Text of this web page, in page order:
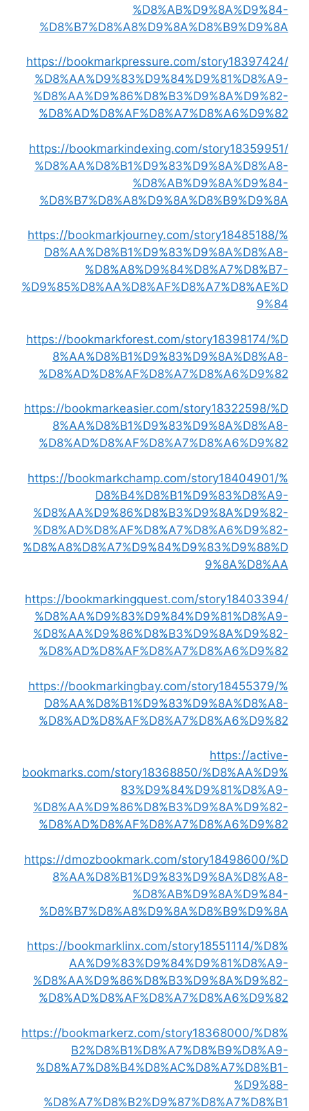
%D8%AB%D9%8A%D9%84-
%D8%B7%D8%A8%D9%8A%D8%B9%D9%8A
https://bookmarkpressure.com/story18397424/
%D8%AA%D9%83%D9%84%D9%81%D8%A9-
%D8%AA%D9%86%D8%B3%D9%8A%D9%82-
%D8%AD%D8%AF%D8%A7%D8%A6%D9%82
https://bookmarkindexing.com/story18359951/
%D8%AA%D8%B1%D9%83%D9%8A%D8%A8-
%D8%AB%D9%8A%D9%84-
%D8%B7%D8%A8%D9%8A%D8%B9%D9%8A
https://bookmarkjourney.com/story18485188/%
D8%AA%D8%B1%D9%83%D9%8A%D8%A8-
%D8%A8%D9%84%D8%A7%D8%B7-
%D9%85%D8%AA%D8%AF%D8%A7%D8%AE%D
9%84
https://bookmarkforest.com/story18398174/%D
8%AA%D8%B1%D9%83%D9%8A%D8%A8-
%D8%AD%D8%AF%D8%A7%D8%A6%D9%82
https://bookmarkeasier.com/story18322598/%D
8%AA%D8%B1%D9%83%D9%8A%D8%A8-
%D8%AD%D8%AF%D8%A7%D8%A6%D9%82
https://bookmarkchamp.com/story18404901/%
D8%B4%D8%B1%D9%83%D8%A9-
%D8%AA%D9%86%D8%B3%D9%8A%D9%82-
%D8%AD%D8%AF%D8%A7%D8%A6%D9%82-
%D8%A8%D8%A7%D9%84%D9%83%D9%88%D
9%8A%D8%AA
https://bookmarkingquest.com/story18403394/
%D8%AA%D9%83%D9%84%D9%81%D8%A9-
%D8%AA%D9%86%D8%B3%D9%8A%D9%82-
%D8%AD%D8%AF%D8%A7%D8%A6%D9%82
https://bookmarkingbay.com/story18455379/%
D8%AA%D8%B1%D9%83%D9%8A%D8%A8-
%D8%AD%D8%AF%D8%A7%D8%A6%D9%82
https://active-
bookmarks.com/story18368850/%D8%AA%D9%
83%D9%84%D9%81%D8%A9-
%D8%AA%D9%86%D8%B3%D9%8A%D9%82-
%D8%AD%D8%AF%D8%A7%D8%A6%D9%82
https://dmozbookmark.com/story18498600/%D
8%AA%D8%B1%D9%83%D9%8A%D8%A8-
%D8%AB%D9%8A%D9%84-
%D8%B7%D8%A8%D9%8A%D8%B9%D9%8A
https://bookmarklinx.com/story18551114/%D8%
AA%D9%83%D9%84%D9%81%D8%A9-
%D8%AA%D9%86%D8%B3%D9%8A%D9%82-
%D8%AD%D8%AF%D8%A7%D8%A6%D9%82
https://bookmarkerz.com/story18368000/%D8%
B2%D8%B1%D8%A7%D8%B9%D8%A9-
%D8%A7%D8%B4%D8%AC%D8%A7%D8%B1-
%D9%88-
%D8%A7%D8%B2%D9%87%D8%A7%D8%B1